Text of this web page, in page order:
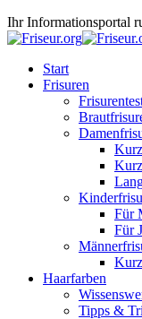
Ihr Informationsportal
Start
Frisuren
Für
Für
Haarfarben
Tipps &